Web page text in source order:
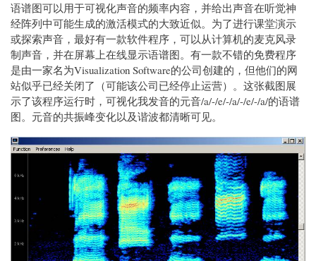
语谱图可以用于可视化声音的频率内容，并给出声音在听觉神
经阵列中可能生成的激活模式的大致近似。为了进行课堂演示
或探索声音，最好有一款软件程序，可以从计算机的麦克风录
制声音，并在屏幕上在线显示语谱图。有一款不错的免费程序
是由一家名为Visualization Software的公司创建的，但他们的网
站似乎已经关闭了（可能该公司已经停止运营）。这张截图展
示了该程序运行时，可视化我发音的元音/a/-/e/-/a/-/e/-/a/的语谱
图。元音的共振峰变化以及谐波都清晰可见。